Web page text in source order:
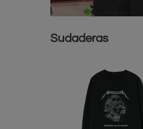
Sudaderas